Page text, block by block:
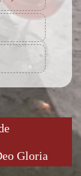
Gloria